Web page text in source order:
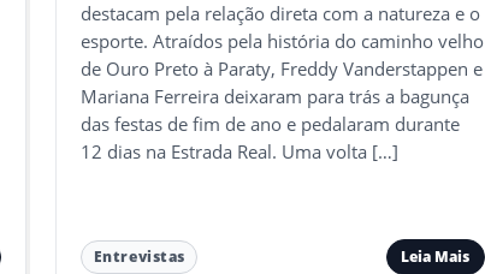
destacam pela relação direta com a natureza e o
esporte. Atraídos pela história do caminho velho
de Ouro Preto à Paraty, Freddy Vanderstappen e
Mariana Ferreira deixaram para trás a bagunça
das festas de fim de ano e pedalaram durante
12 dias na Estrada Real. Uma volta […]
Entrevistas Leia Mais